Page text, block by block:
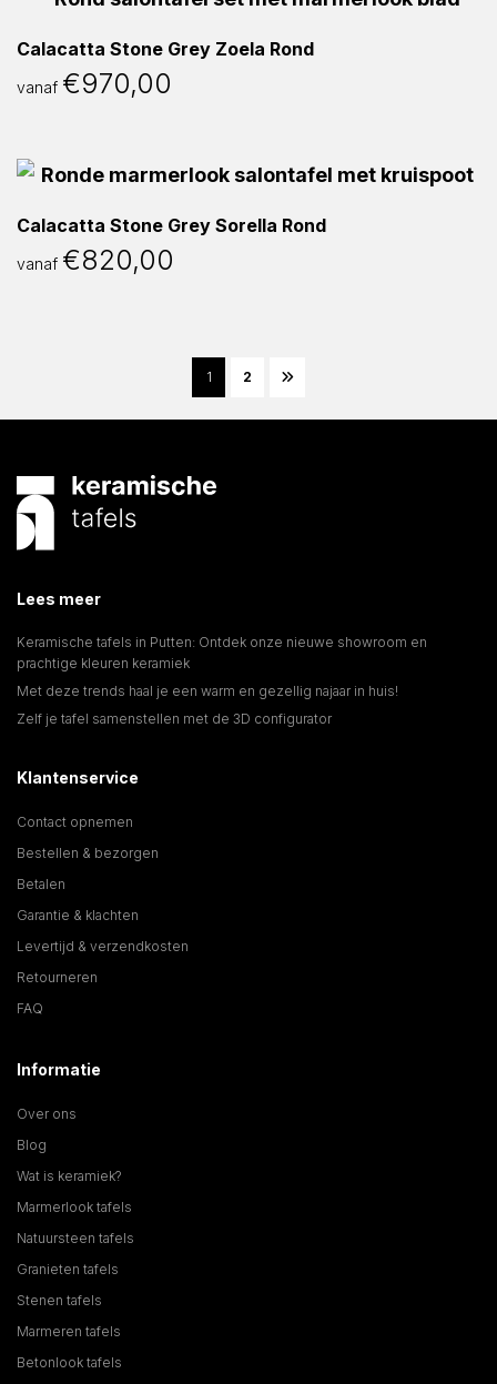
Calacatta Stone Grey Zoela Rond
vanaf €970,00
Calacatta Stone Grey Sorella Rond
vanaf €820,00
1 2
Lees meer
Keramische tafels in Putten: Ontdek onze nieuwe showroom en
prachtige kleuren keramiek
Met deze trends haal je een warm en gezellig najaar in huis!
Zelf je tafel samenstellen met de 3D configurator
Klantenservice
Contact opnemen
Bestellen & bezorgen
Betalen
Garantie & klachten
Levertijd & verzendkosten
Retourneren
FAQ
Informatie
Over ons
Blog
Wat is keramiek?
Marmerlook tafels
Natuursteen tafels
Granieten tafels
Stenen tafels
Marmeren tafels
Betonlook tafels